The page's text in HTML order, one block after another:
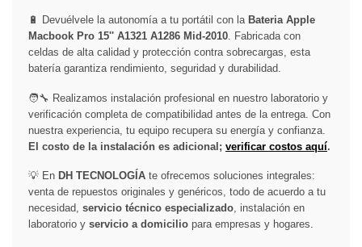
🔋 Devuélvele la autonomía a tu portátil con la Bateria Apple
Macbook Pro 15'' A1321 A1286 Mid-2010. Fabricada con
celdas de alta calidad y protección contra sobrecargas, esta
batería garantiza rendimiento, seguridad y durabilidad.
🧑‍🔧 Realizamos instalación profesional en nuestro laboratorio y
verificación completa de compatibilidad antes de la entrega. Con
nuestra experiencia, tu equipo recupera su energía y confianza.
El costo de la instalación es adicional; verificar costos aquí.
💡 En DH TECNOLOGÍA te ofrecemos soluciones integrales:
venta de repuestos originales y genéricos, todo de acuerdo a tu
necesidad, servicio técnico especializado, instalación en
laboratorio y servicio a domicilio para empresas y hogares.